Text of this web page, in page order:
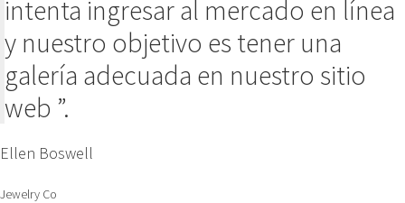
intenta ingresar al mercado en línea
y nuestro objetivo es tener una
galería adecuada en nuestro sitio
web ”.
Ellen Boswell
Jewelry Co